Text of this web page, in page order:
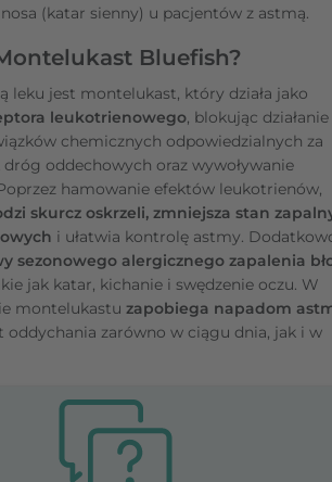
(katar sienny) u pacjentów z astmą.
Bluefish?
leku jest montelukast, który działa jako
leukotrienowego, blokując działanie
chemicznych odpowiedzialnych za
dróg oddechowych oraz wywoływanie
hamowanie efektów leukotrienów,
skurcz oskrzeli, zmniejsza stan
i ułatwia kontrolę astmy.
sezonowego alergicznego zapalenia
jak katar, kichanie i swędzenie oczu. W
montelukastu zapobiega napadom
zarówno w ciągu dnia, jak i w